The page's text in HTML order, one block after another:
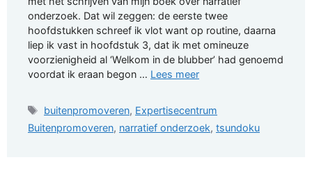
onderzoek. Dat wil zeggen: de eerste twee
hoofdstukken schreef ik vlot want op routine, daarna
liep ik vast in hoofdstuk 3, dat ik met omineuze
voorzienigheid al ‘Welkom in de blubber’ had genoemd
voordat ik eraan begon … Lees meer
Tags
buitenpromoveren, Expertisecentrum
Buitenpromoveren, narratief onderzoek, tsundoku